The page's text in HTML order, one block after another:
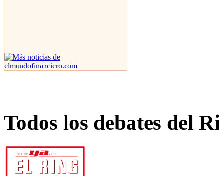
Todos los debates del